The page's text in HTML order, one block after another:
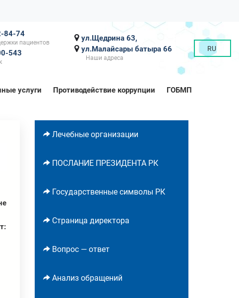
RU
ул.Щедрина 63,
ул.Малайсары батыра 66
Наши адреса
84-74
пациентов
543
услуги Противодействие коррупции ГОБМП
Лечебные организации
ПОСЛАНИЕ ПРЕЗИДЕНТА РК
Государственные символы РК
Страница директора
Вопрос — ответ
Анализ обращений